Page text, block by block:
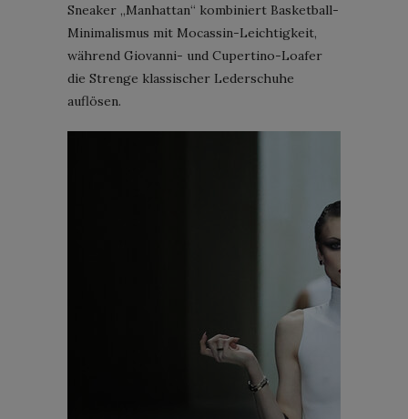
Sneaker „Manhattan“ kombiniert Basketball-
Minimalismus mit Mocassin-Leichtigkeit,
während Giovanni- und Cupertino-Loafer
die Strenge klassischer Lederschuhe
auflösen.